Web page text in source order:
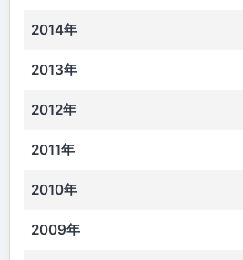
2014年
2013年
2012年
2011年
2010年
2009年